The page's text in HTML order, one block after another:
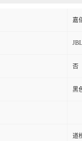
嘉
否
黑
道